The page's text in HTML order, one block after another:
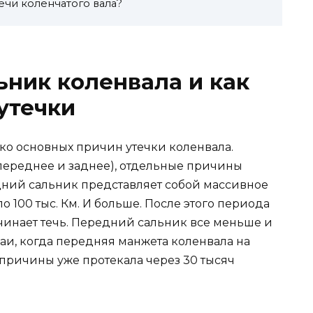
коленчатого вала?
коленвала и как
основных причин утечки коленвала.
и заднее), отдельные причины
сальник представляет собой массивное
100 тыс. Км. И больше. После этого периода
течь. Передний сальник все меньше и
когда передняя манжета коленвала на
уже протекала через 30 тысяч